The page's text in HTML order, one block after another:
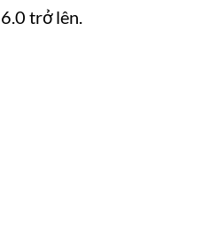
trở lên.